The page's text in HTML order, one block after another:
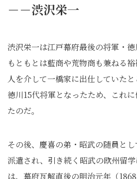
－－渋沢栄一
渋沢栄一は江戸幕府最後の将軍・徳
もともとは藍商や荒物商も兼ねる
人を介して一橋家に出仕していた
徳川15代将軍となったため、これ
たのだ。
その後、慶喜の弟・昭武の随員と
派遣され、引き続く昭武の欧州留
は、幕府瓦解直後の明治元年（1868